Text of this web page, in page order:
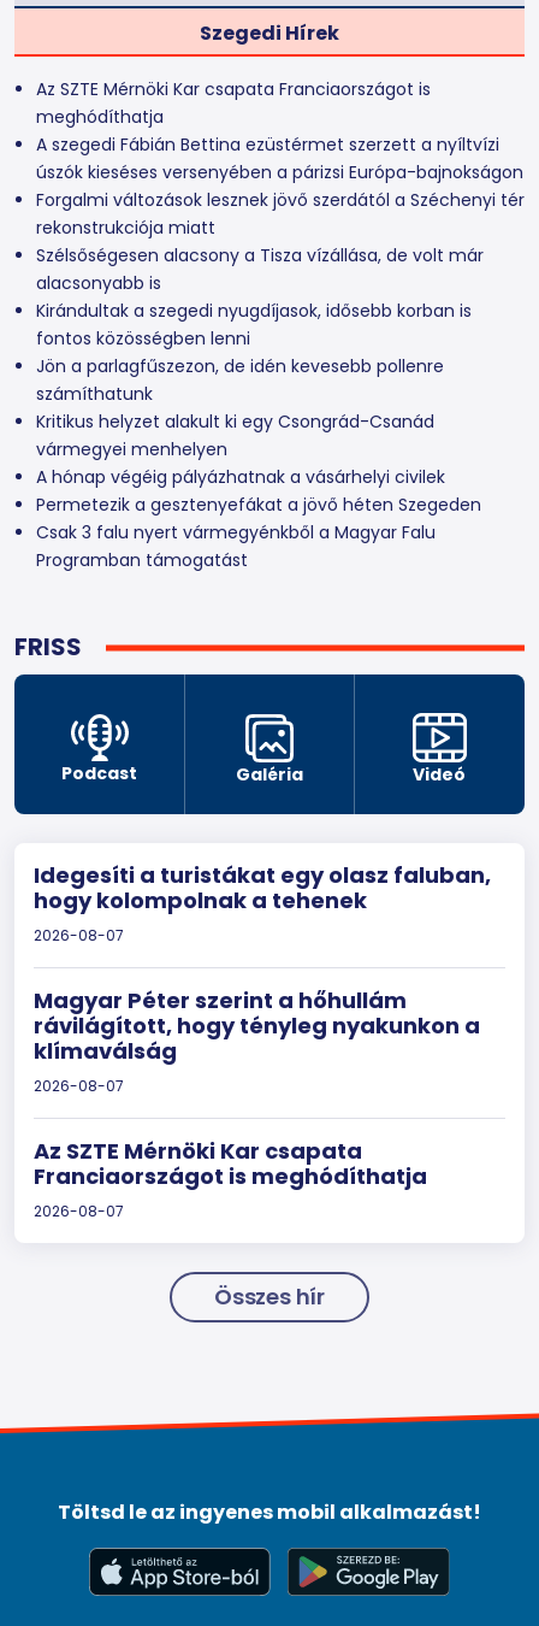
FRISS
Podcast Galéria Videó
Idegesíti a turistákat egy olasz faluban,
hogy kolompolnak a tehenek
2026-08-07
Magyar Péter szerint a hőhullám
rávilágított, hogy tényleg nyakunkon a
klímaválság
2026-08-07
Az SZTE Mérnöki Kar csapata
Franciaországot is meghódíthatja
2026-08-07
Összes hír
Szegedi Hírek
Az SZTE Mérnöki Kar csapata Franciaországot is
meghódíthatja
A szegedi Fábián Bettina ezüstérmet szerzett a nyíltvízi
úszók kieséses versenyében a párizsi Európa-bajnokságon
Forgalmi változások lesznek jövő szerdától a Széchenyi tér
rekonstrukciója miatt
Szélsőségesen alacsony a Tisza vízállása, de volt már
alacsonyabb is
Kirándultak a szegedi nyugdíjasok, idősebb korban is
fontos közösségben lenni
Jön a parlagfűszezon, de idén kevesebb pollenre
számíthatunk
Kritikus helyzet alakult ki egy Csongrád-Csanád
vármegyei menhelyen
A hónap végéig pályázhatnak a vásárhelyi civilek
Permetezik a gesztenyefákat a jövő héten Szegeden
Csak 3 falu nyert vármegyénkből a Magyar Falu
Programban támogatást
Töltsd le az ingyenes mobil alkalmazást!